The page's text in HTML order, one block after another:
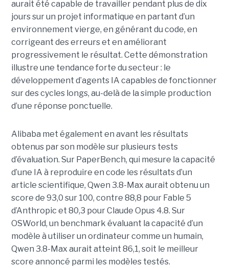
aurait été capable de travailler pendant plus de dix
jours sur un projet informatique en partant d’un
environnement vierge, en générant du code, en
corrigeant des erreurs et en améliorant
progressivement le résultat. Cette démonstration
illustre une tendance forte du secteur : le
développement d’agents IA capables de fonctionner
sur des cycles longs, au-delà de la simple production
d’une réponse ponctuelle.
Alibaba met également en avant les résultats
obtenus par son modèle sur plusieurs tests
d’évaluation. Sur PaperBench, qui mesure la capacité
d’une IA à reproduire en code les résultats d’un
article scientifique, Qwen 3.8-Max aurait obtenu un
score de 93,0 sur 100, contre 88,8 pour Fable 5
d’Anthropic et 80,3 pour Claude Opus 4.8. Sur
OSWorld, un benchmark évaluant la capacité d’un
modèle à utiliser un ordinateur comme un humain,
Qwen 3.8-Max aurait atteint 86,1, soit le meilleur
score annoncé parmi les modèles testés.